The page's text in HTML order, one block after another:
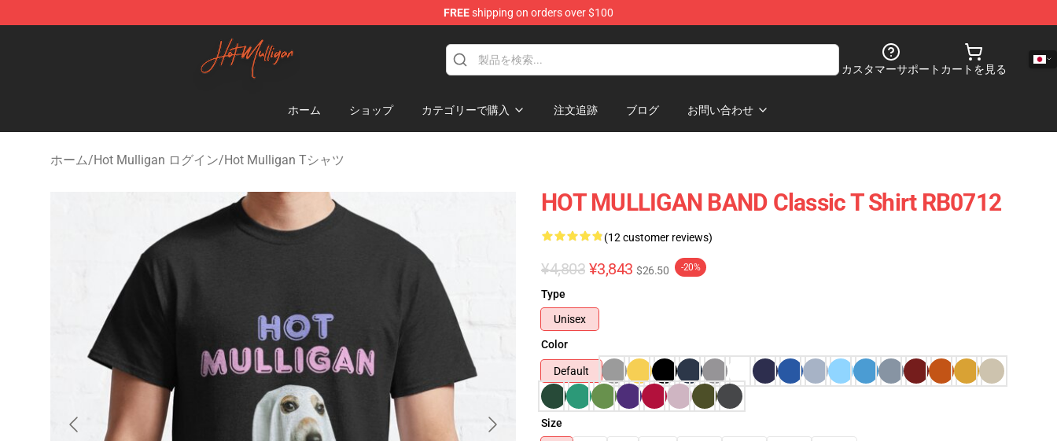
FREEshipping on orders over $100
Hot Mulligan Shop - Official Hot Mulligan Merchandise Store
カスタマーサポート カートを見る
ホーム ショップ カテゴリーで購入 注文追跡 ブログ お問い合わせ
ホーム/Hot Mulligan ログイン/Hot Mulligan Tシャツ
HOT MULLIGAN BAND Classic T Shirt RB0712
(12 customer reviews)
¥4,803 ¥3,843 $26.50 -20%
Type
Unisex
Color
Default
Size